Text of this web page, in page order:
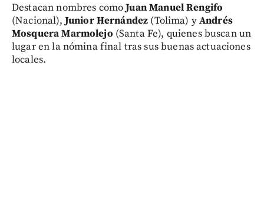
Destacan nombres comoJuan Manuel Rengifo
(Nacional),Junior Hernández (Tolima) yAndrés
Mosquera Marmolejo (Santa Fe), quienes buscan un
lugar en la nómina final tras sus buenas actuaciones
locales.